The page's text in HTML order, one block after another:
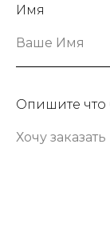
Имя
Ваше Имя
Опишите что